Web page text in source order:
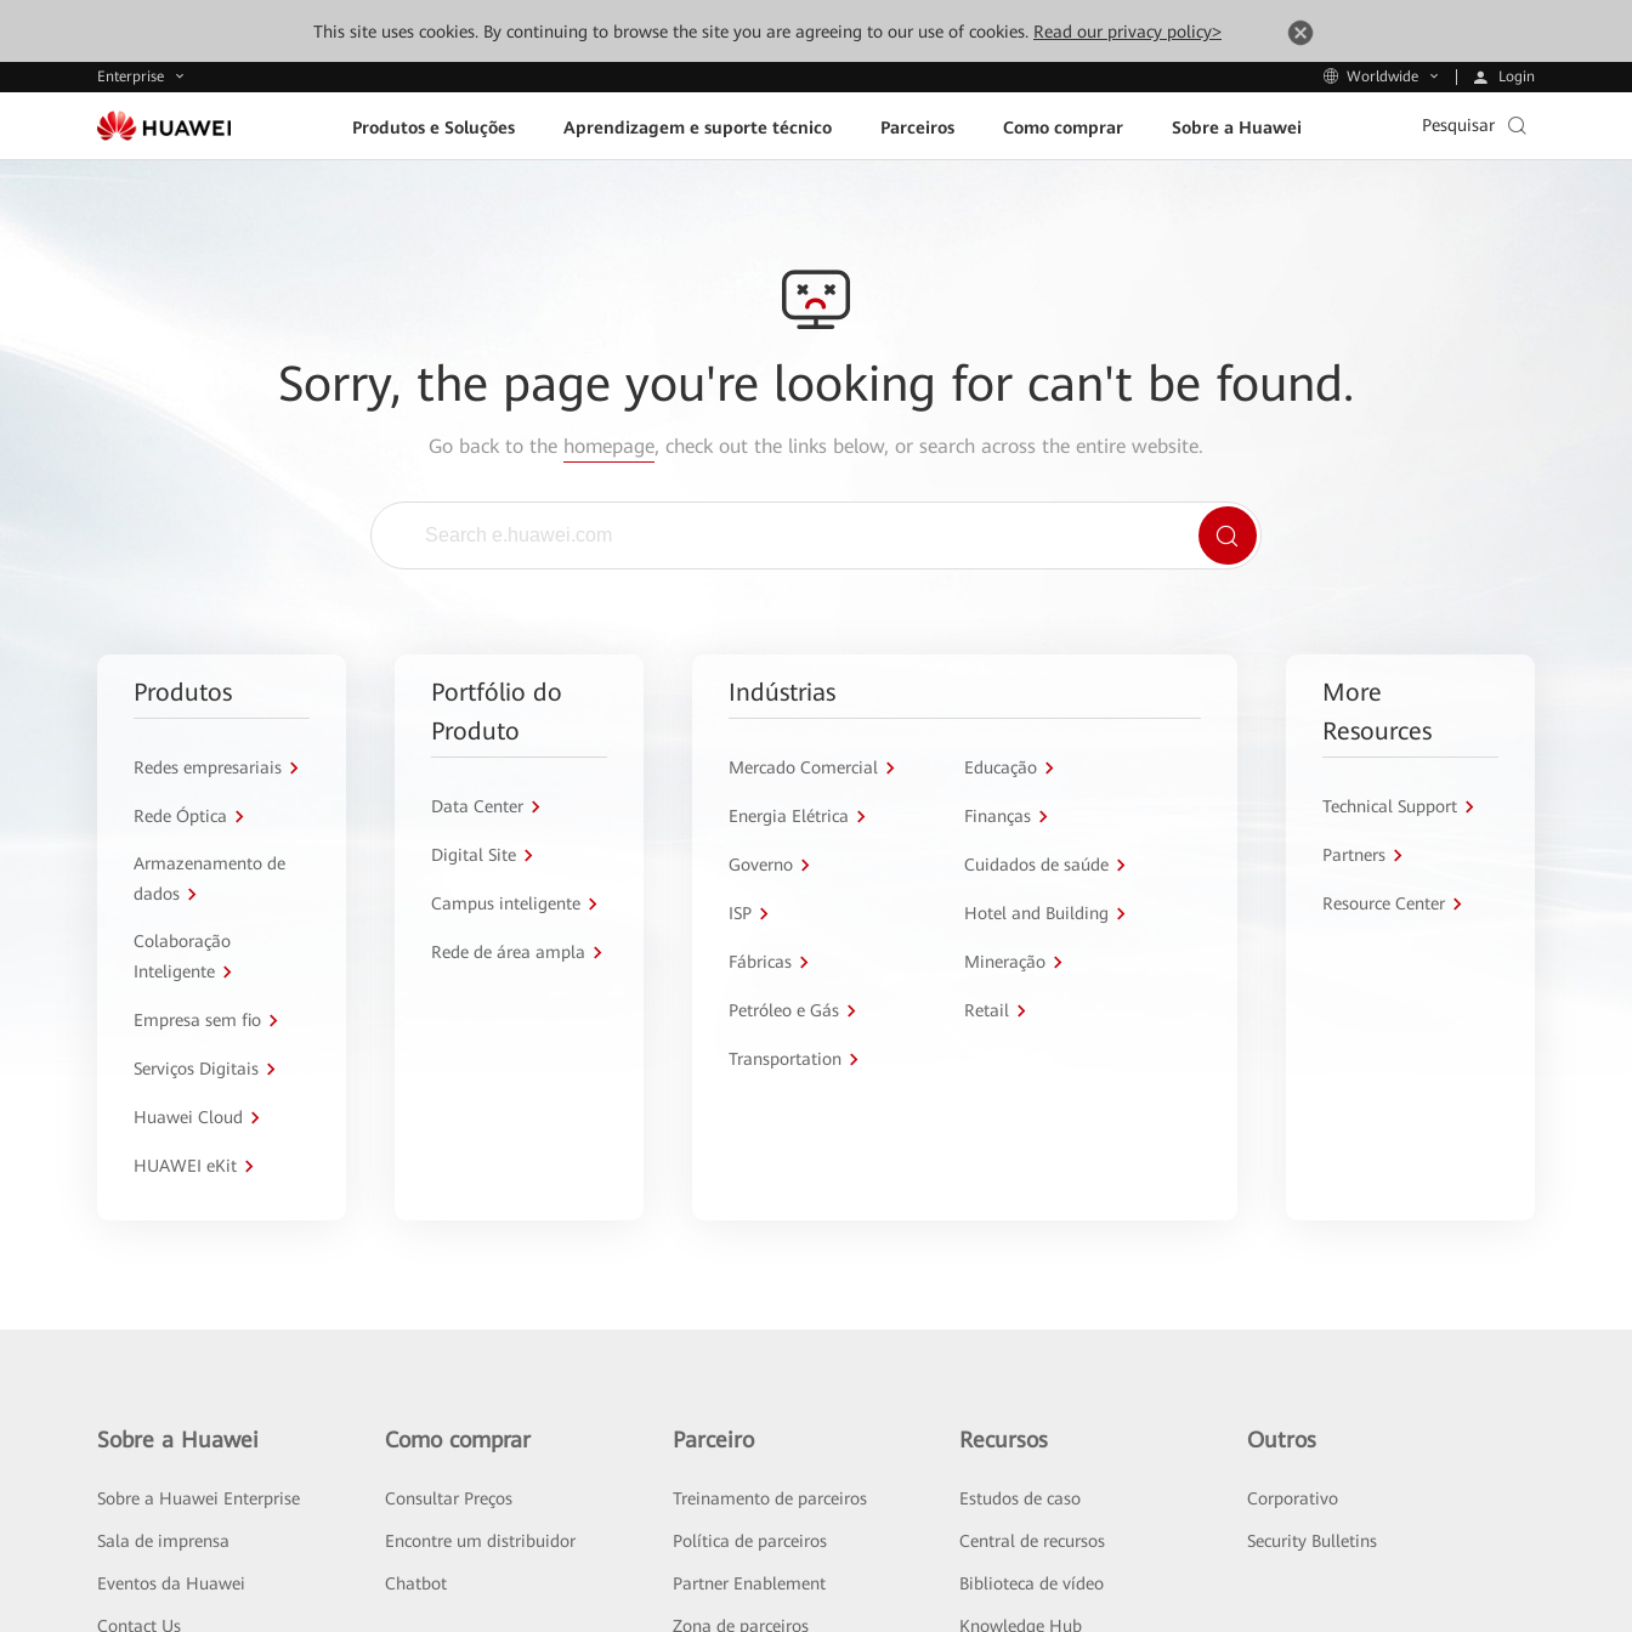
This site uses cookies. By continuing to browse the site you are agreeing to our use of cookies. Read our privacy policy>
Enterprise Worldwide Login
Produtos e Soluções Aprendizagem e suporte técnico Parceiros Como comprar Sobre a Huawei Pesquisar
Sorry, the page you're looking for can't be found.
Go back to the homepage, check out the links below, or search across the entire website.
Produtos
Redes empresariais
Rede Óptica
Armazenamento de
dados
Colaboração
Inteligente
Empresa sem fio
Serviços Digitais
Huawei Cloud
HUAWEI eKit
Portfólio do
Produto
Data Center
Digital Site
Campus inteligente
Rede de área ampla
Indústrias
Mercado Comercial Educação
Energia Elétrica Finanças
Governo Cuidados de saúde
ISP Hotel and Building
Fábricas Mineração
Petróleo e Gás Retail
Transportation
More
Resources
Technical Support
Partners
Resource Center
Sobre a Huawei
Sobre a Huawei Enterprise
Sala de imprensa
Eventos da Huawei
Contact Us
Como comprar
Consultar Preços
Encontre um distribuidor
Chatbot
Parceiro
Treinamento de parceiros
Política de parceiros
Partner Enablement
Zona de parceiros
Recursos
Estudos de caso
Central de recursos
Biblioteca de vídeo
Knowledge Hub
Outros
Corporativo
Security Bulletins